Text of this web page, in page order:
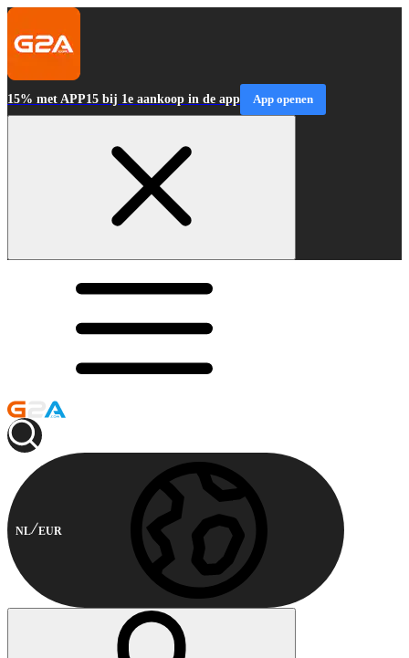
15% met APP15 bij 1e aankoop in de app App openen
NL EUR